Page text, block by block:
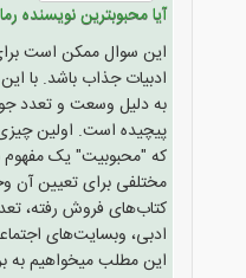
آیا محبوبترین نویسنده
این سوال ممکن است
ادبیات جذاب باشد. با
به دلیل وسعت و تعدد
پیچیده است. اولین
که "محبوبیت" یک
مختلفی برای تعیین آن
کتاب‌های فروش رفته،
ادبی، وبسایت‌های
این مطلب میخواهیم به